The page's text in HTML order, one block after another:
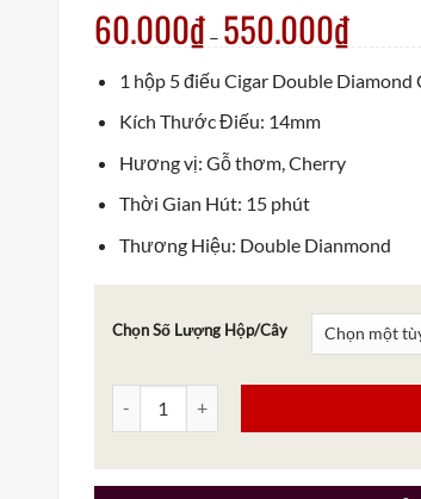
60.000₫ – 550.000₫
1 hộp 5 điếu Cigar Double Diamond
Kích Thước Điếu: 14mm
Hương vị: Gỗ thơm, Cherry
Thời Gian Hút: 15 phút
Thương Hiệu: Double Dianmond
Chọn Số Lượng Hộp/Cây